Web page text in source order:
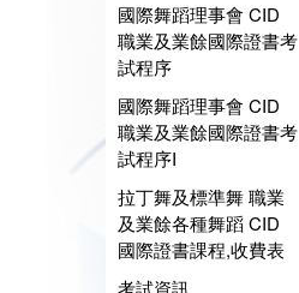
國際舞蹈理事會 CID
職業及業餘國際證書考
試程序
國際舞蹈理事會 CID
職業及業餘國際證書考
試程序I
拉丁舞及標準舞 職業
及業餘各種舞蹈 CID
國際證書課程,收費表
考試資訊